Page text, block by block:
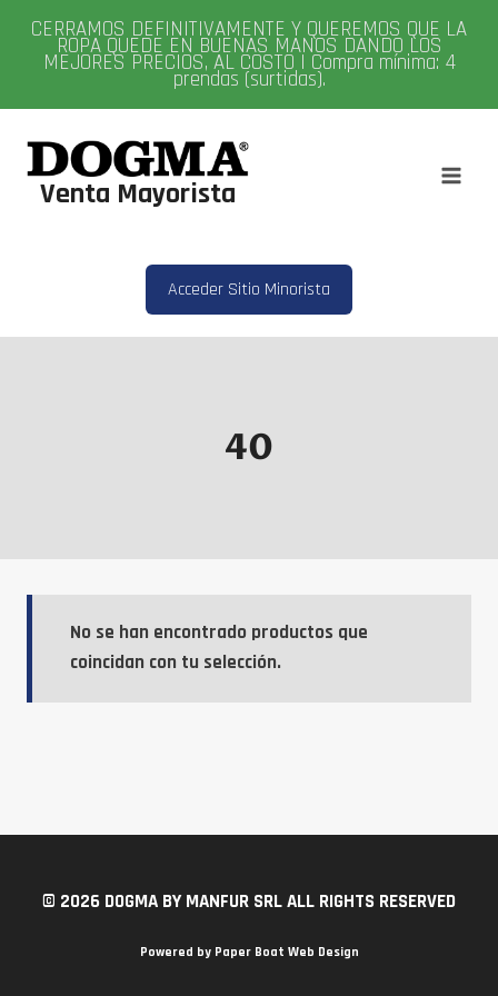
contenido
CERRAMOS DEFINITIVAMENTE Y QUEREMOS QUE LA
ROPA QUEDE EN BUENAS MANOS DANDO LOS
MEJORES PRECIOS, AL COSTO | Compra mínima: 4
prendas (surtidas).
Venta Mayorista
Acceder Sitio Minorista
40
No se han encontrado productos que
coincidan con tu selección.
© 2026 DOGMA BY MANFUR SRL ALL RIGHTS RESERVED
Powered by Paper Boat Web Design